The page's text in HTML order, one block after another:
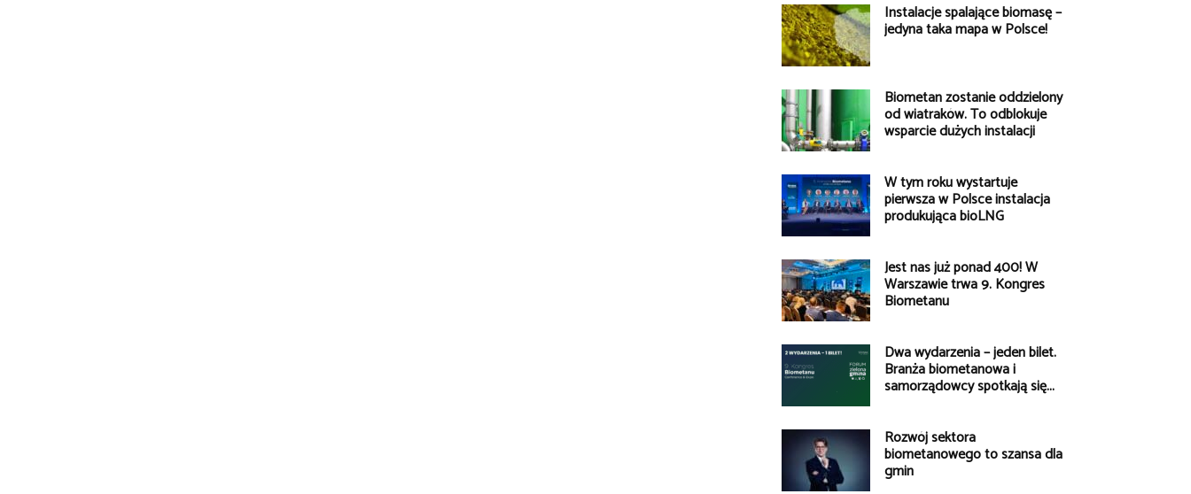
Instalacje spalające biomasę –
jedyna taka mapa w Polsce!
Biometan zostanie oddzielony
od wiatraków. To odblokuje
wsparcie dużych instalacji
W tym roku wystartuje
pierwsza w Polsce instalacja
produkująca bioLNG
Jest nas już ponad 400! W
Warszawie trwa 9. Kongres
Biometanu
Dwa wydarzenia – jeden bilet.
Branża biometanowa i
samorządowcy spotkają się...
Rozwój sektora
biometanowego to szansa dla
gmin